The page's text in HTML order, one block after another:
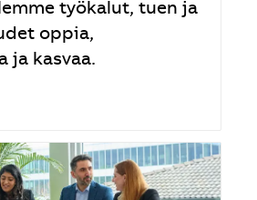
työkalut, tuen ja
oppia,
ja kasvaa.